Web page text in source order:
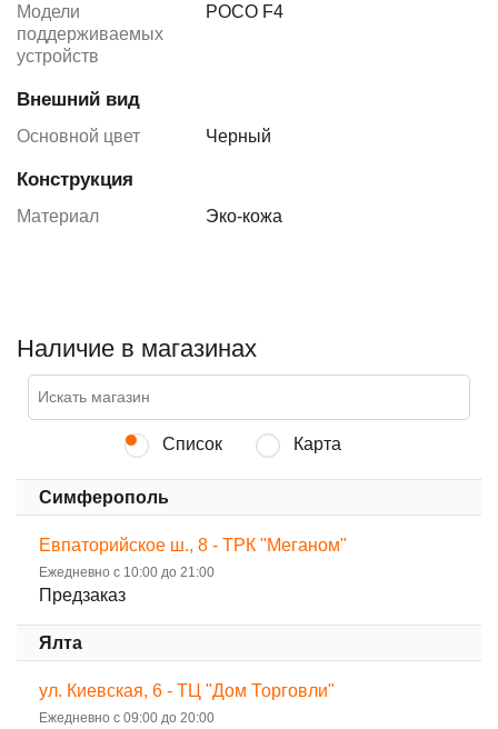
Модели
поддерживаемых
устройств
POCO F4
Внешний вид
Основной цвет Черный
Конструкция
Материал Эко-кожа
Наличие в магазинах
Список Карта
Симферополь
Евпаторийское ш., 8 - ТРК "Меганом"
Ежедневно с 10:00 до 21:00
Предзаказ
Ялта
ул. Киевская, 6 - ТЦ "Дом Торговли"
Ежедневно с 09:00 до 20:00